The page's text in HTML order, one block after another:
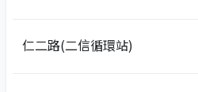
仁二路(二信循環站)